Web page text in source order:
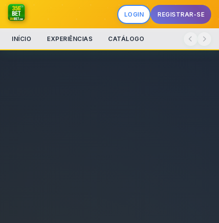
LOGIN REGISTRAR-SE
INÍCIO EXPERIÊNCIAS CATÁLOGO